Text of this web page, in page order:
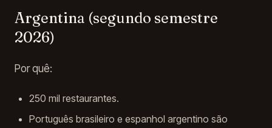
Argentina (segundo semestre
2026)
Por quê:
250 mil restaurantes.
Português brasileiro e espanhol argentino são